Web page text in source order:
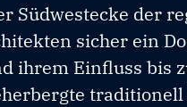
Südwestecke der
sicher ein
ihrem Einfluss bis